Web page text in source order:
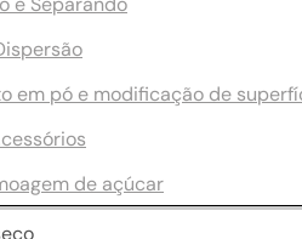
em pó e modificação de
de açúcar